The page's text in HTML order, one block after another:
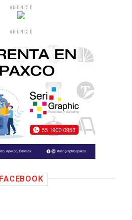
ANUNCIO
ANUNCIO
FACEBOOK